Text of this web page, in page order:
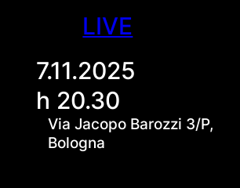
LIVE
7.11.2025
h 20.30
Via Jacopo Barozzi 3/P,
Bologna